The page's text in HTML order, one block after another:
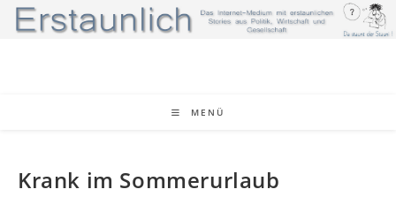
MENÜ
Krank im Sommerurlaub